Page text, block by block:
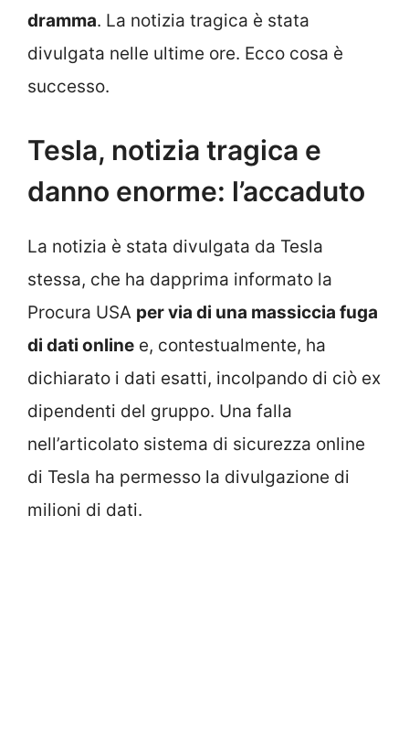
dramma. La notizia tragica è stata
divulgata nelle ultime ore. Ecco cosa è
successo.
Tesla, notizia tragica e
danno enorme: l’accaduto
La notizia è stata divulgata da Tesla
stessa, che ha dapprima informato la
Procura USA per via di una massiccia fuga
di dati online e, contestualmente, ha
dichiarato i dati esatti, incolpando di ciò ex
dipendenti del gruppo. Una falla
nell’articolato sistema di sicurezza online
di Tesla ha permesso la divulgazione di
milioni di dati.